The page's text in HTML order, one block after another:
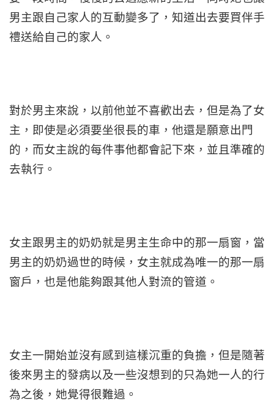
男主跟自己家人的互動變多了，知道出去要買伴手
禮送給自己的家人。
對於男主來說，以前他並不喜歡出去，但是為了女
主，即使是必須要坐很長的車，他還是願意出門
的，而女主說的每件事他都會記下來，並且準確的
去執行。
女主跟男主的奶奶就是男主生命中的那一扇窗，當
男主的奶奶過世的時候，女主就成為唯一的那一扇
窗戶，也是他能夠跟其他人對流的管道。
女主一開始並沒有感到這樣沉重的負擔，但是隨著
後來男主的發病以及一些沒想到的只為她一人的行
為之後，她覺得很難過。